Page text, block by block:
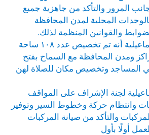
المرور والتأكد من جاهزية جميع
المحلية لمدن المحافظة
والقوانين المنظمة لذلك.
وأوضح محافظ الإسماعيلية أنه تم تخصيص عدد ١٠٨ ساحة
ومدن المحافظة مع السماح بفتح
المساجد وتخصيص مكان للصلاة لهن
لجنة الإشراف على المواقف
وانتظام حركة وخطوط السير وتوفير
والتأكد من صيانة المركبات
أولًا بأول